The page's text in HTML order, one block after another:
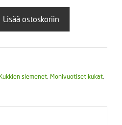
Lisää ostoskoriin
Kukkien siemenet, Monivuotiset kukat,